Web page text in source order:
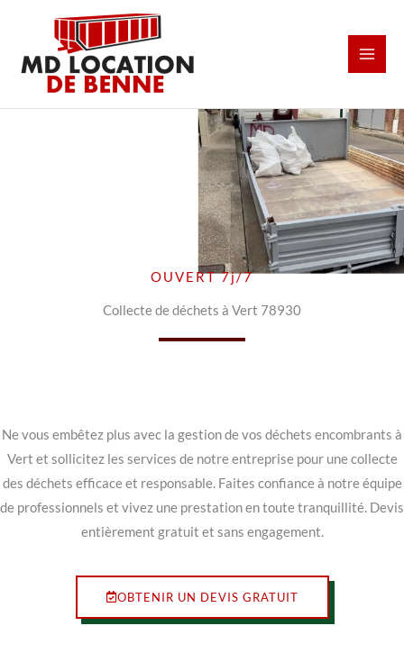
contenu
OUVERT 7j/7
Collecte de déchets à Vert 78930
Ne vous embêtez plus avec la gestion de vos déchets encombrants à
Vert et sollicitez les services de notre entreprise pour une collecte
des déchets efficace et responsable. Faites confiance à notre équipe
de professionnels et vivez une prestation en toute tranquillité. Devis
entièrement gratuit et sans engagement.
OBTENIR UN DEVIS GRATUIT